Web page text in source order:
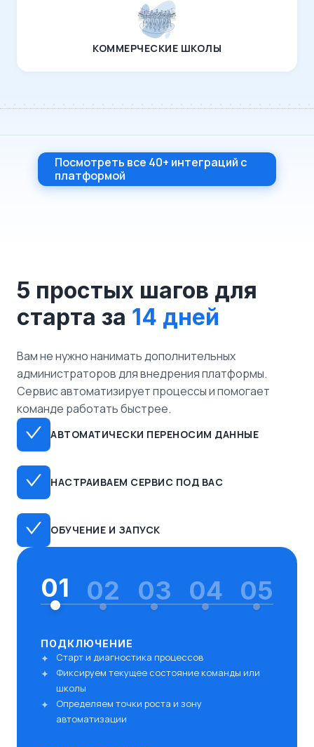
КОММЕРЧЕСКИЕ ШКОЛЫ
Посмотреть все 40+ интеграций с
платформой
5 простых шагов для
старта за 14 дней
Вам не нужно нанимать дополнительных
администраторов для внедрения платформы.
Сервис автоматизирует процессы и помогает
команде работать быстрее.
АВТОМАТИЧЕСКИ ПЕРЕНОСИМ ДАННЫЕ
НАСТРАИВАЕМ СЕРВИС ПОД ВАС
ОБУЧЕНИЕ И ЗАПУСК
01 02 03 04 05
ПОДКЛЮЧЕНИЕ
Старт и диагностика процессов
Фиксируем текущее состояние команды или
школы
Определяем точки роста и зону
автоматизации